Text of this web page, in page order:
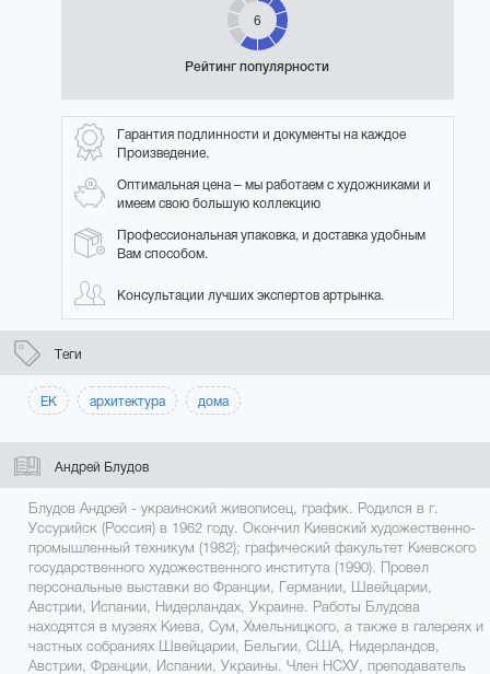
6
Рейтинг популярности
Гарантия подлинности и документы на каждое
Произведение.
Оптимальная цена – мы работаем с художниками и
имеем свою большую коллекцию
Профессиональная упаковка, и доставка удобным
Вам способом.
Консультации лучших экспертов артрынка.
Теги
ЕК архитектура дома
Андрей Блудов
Блудов Андрей - украинский живописец, график. Родился в г.
Уссурийск (Россия) в 1962 году. Окончил Киевский художественно-
промышленный техникум (1982); графический факультет Киевского
государственного художественного института (1990). Провел
персональные выставки во Франции, Германии, Швейцарии,
Австрии, Испании, Нидерландах, Украине. Работы Блудова
находятся в музеях Киева, Сум, Хмельницкого, а также в галереях и
частных собраниях Швейцарии, Бельгии, США, Нидерландов,
Австрии, Франции, Испании, Украины. Член НСХУ, преподаватель